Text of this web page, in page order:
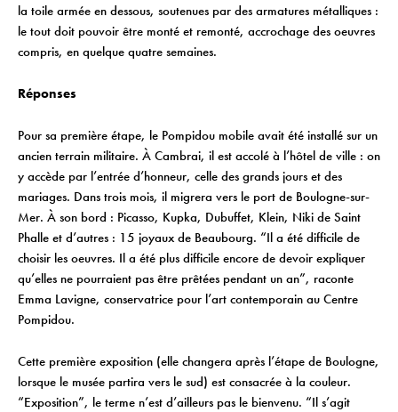
la toile armée en dessous, soutenues par des armatures métalliques :
le tout doit pouvoir être monté et remonté, accrochage des oeuvres
compris, en quelque quatre semaines.
Réponses
Pour sa première étape, le Pompidou mobile avait été installé sur un
ancien terrain militaire. À Cambrai, il est accolé à l’hôtel de ville : on
y accède par l’entrée d’honneur, celle des grands jours et des
mariages. Dans trois mois, il migrera vers le port de Boulogne-sur-
Mer. À son bord : Picasso, Kupka, Dubuffet, Klein, Niki de Saint
Phalle et d’autres : 15 joyaux de Beaubourg. “Il a été difficile de
choisir les oeuvres. Il a été plus difficile encore de devoir expliquer
qu’elles ne pourraient pas être prêtées pendant un an”, raconte
Emma Lavigne, conservatrice pour l’art contemporain au Centre
Pompidou.
Cette première exposition (elle changera après l’étape de Boulogne,
lorsque le musée partira vers le sud) est consacrée à la couleur.
“Exposition”, le terme n’est d’ailleurs pas le bienvenu. “Il s’agit